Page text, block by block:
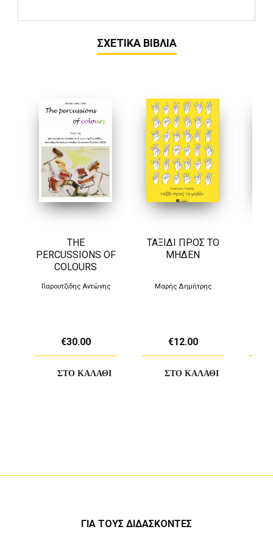
ΣΧΕΤΙΚΑ ΒΙΒΛΙΑ
THE
PERCUSSIONS OF
COLOURS
Γιαρουτζίδης Αντώνης
€30.00
ΤΑΞΙΔΙ ΠΡΟΣ ΤΟ
ΜΗΔΕΝ
Μαρής Δημήτρης
€12.00
ΓΙΑ ΤΟΥΣ ΔΙΔΑΣΚΟΝΤΕΣ